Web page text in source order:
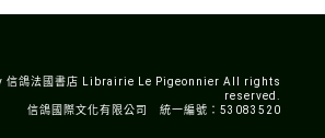
信鴿法國書店 Librairie Le Pigeonnier All rights
reserved.
信鴿國際文化有限公司 統一編號：53083520